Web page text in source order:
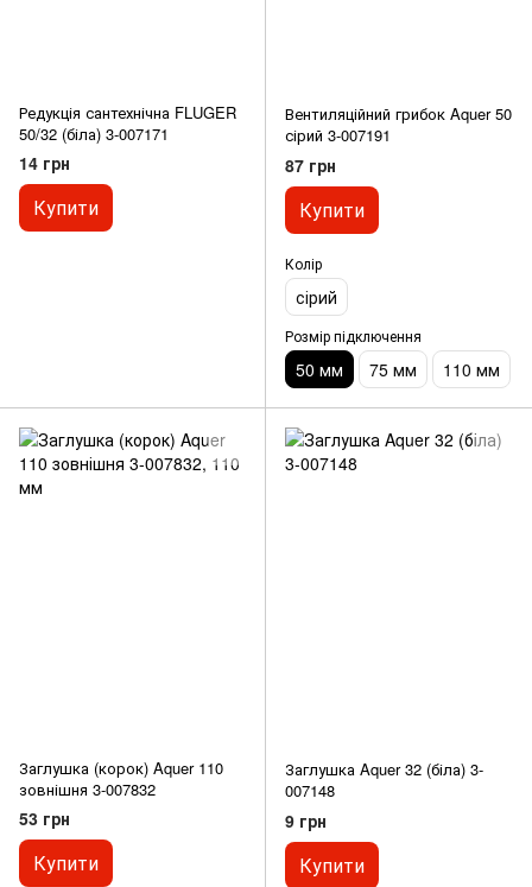
Редукція сантехнічна FLUGER
50/32 (біла) 3-007171
14 грн
Купити
Вентиляційний грибок Aquer 50
сірий 3-007191
87 грн
Купити
Колір
сірий
Розмір підключення
50 мм 75 мм 110 мм
Заглушка (корок) Aquer 110
зовнішня 3-007832
53 грн
Купити
Заглушка Aquer 32 (біла) 3-
007148
9 грн
Купити